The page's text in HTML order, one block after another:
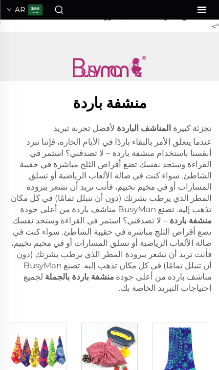
مناشف باردة للحصول على أفضل تجربة تبريد
عندما يتعلق الأمر بالحفاظ على البرودة...
">
AR
منشفة باردة
تجزئة كبيرة المناشف الباردة لأفضل تجربة تبريد
عندما يتعلق الأمر بالبقاء باردًا في الأيام الحارة، فإننا نبرد
أنفسنا باستخدام منشفة باردة – لا تصدقني؟ استمر في
القراءة وستجد نفسك تضع أقراص الثلج مباشرة في حقيبة
الشاطئ. سواء كنت في صالة الألعاب الرياضية أو تسلق
المسارات أو في مخيم تخييم، فأنت تريد أن تشعر ببرودة
المطر الذي يرطب بشرتك (دون أن تنبلل تمامًا) في كل مكان
تذهب إليه. تصنع BusyMan مناشف باردة من أعلى جودة
منشفة باردة – لا تصدقني؟ استمر في القراءة وستجد نفسك
تضع أقراص الثلج مباشرة في حقيبة الشاطئ. سواء كنت في
صالة الألعاب الرياضية أو تسلق المسارات أو في مخيم تخييم،
فأنت تريد أن تشعر ببرودة المطر الذي يرطب بشرتك (دون
أن تنبلل تمامًا) في كل مكان تذهب إليه. تصنع BusyMan
مناشف باردة من أعلى جودة منشفة باردة بالجملة لجميع
احتياجات التبريد الخاصة بك.